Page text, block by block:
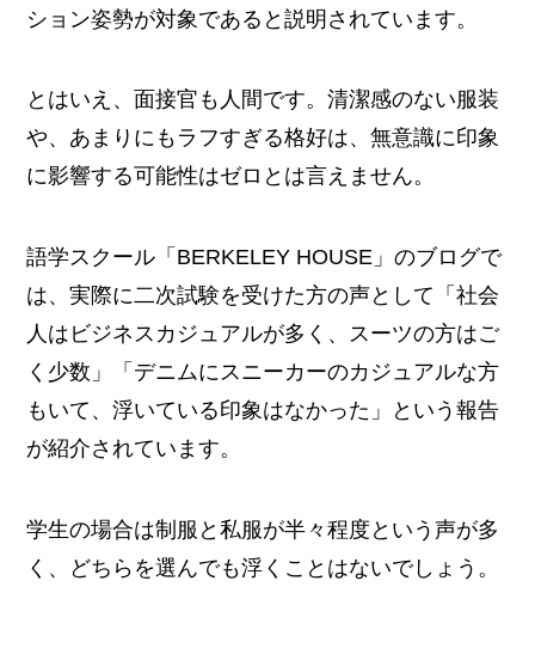
ション姿勢が対象であると説明されています。
とはいえ、面接官も人間です。清潔感のない服装
や、あまりにもラフすぎる格好は、無意識に印象
に影響する可能性はゼロとは言えません。
語学スクール「BERKELEY HOUSE」のブログで
は、実際に二次試験を受けた方の声として「社会
人はビジネスカジュアルが多く、スーツの方はご
く少数」「デニムにスニーカーのカジュアルな方
もいて、浮いている印象はなかった」という報告
が紹介されています。
学生の場合は制服と私服が半々程度という声が多
く、どちらを選んでも浮くことはないでしょう。